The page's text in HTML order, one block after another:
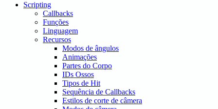
Scripting
Callbacks
Funções
Linguagem
Recursos
Modos de ângulos
Animações
Partes do Corpo
IDs Ossos
Tipos de Hit
Sequência de Callbacks
Estilos de corte de câmera